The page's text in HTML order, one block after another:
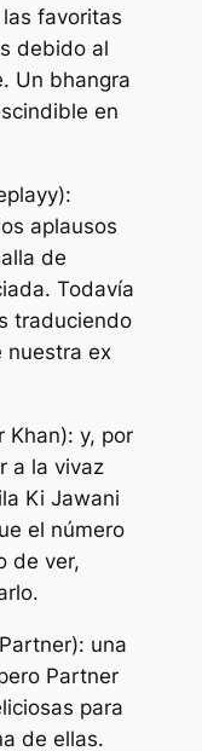
favoritas
debido al
Un bhangra
en
aplausos
de
Todavía
traduciendo
nuestra ex
Khan): y, por
a la vivaz
Ki Jawani
el número
de ver,
una
Partner
para
de ellas.